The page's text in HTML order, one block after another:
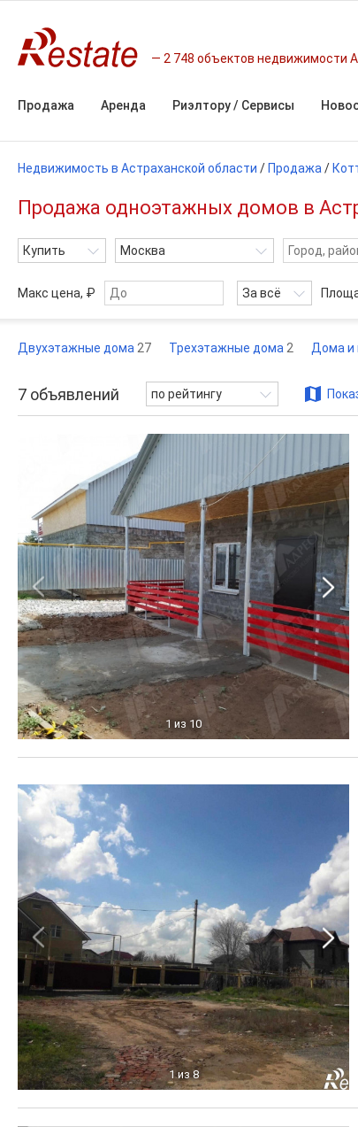
2 748 объектов недвижимости
Продажа Аренда Риэлтору / Сервисы
Недвижимость в Астраханской области / Продажа /
Продажа одноэтажных домов в
Купить Москва
Макс цена, ₽ За всё
Двухэтажные дома 27 Трехэтажные дома 2 Дома и
7 объявлений по рейтингу
1 из 10
1 из 8